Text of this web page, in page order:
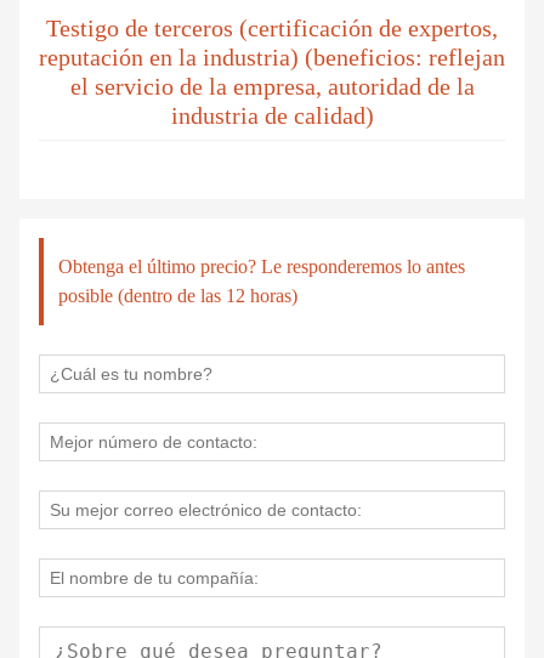
Testigo de terceros (certificación de expertos,
reputación en la industria) (beneficios: reflejan
el servicio de la empresa, autoridad de la
industria de calidad)
Obtenga el último precio? Le responderemos lo antes
posible (dentro de las 12 horas)